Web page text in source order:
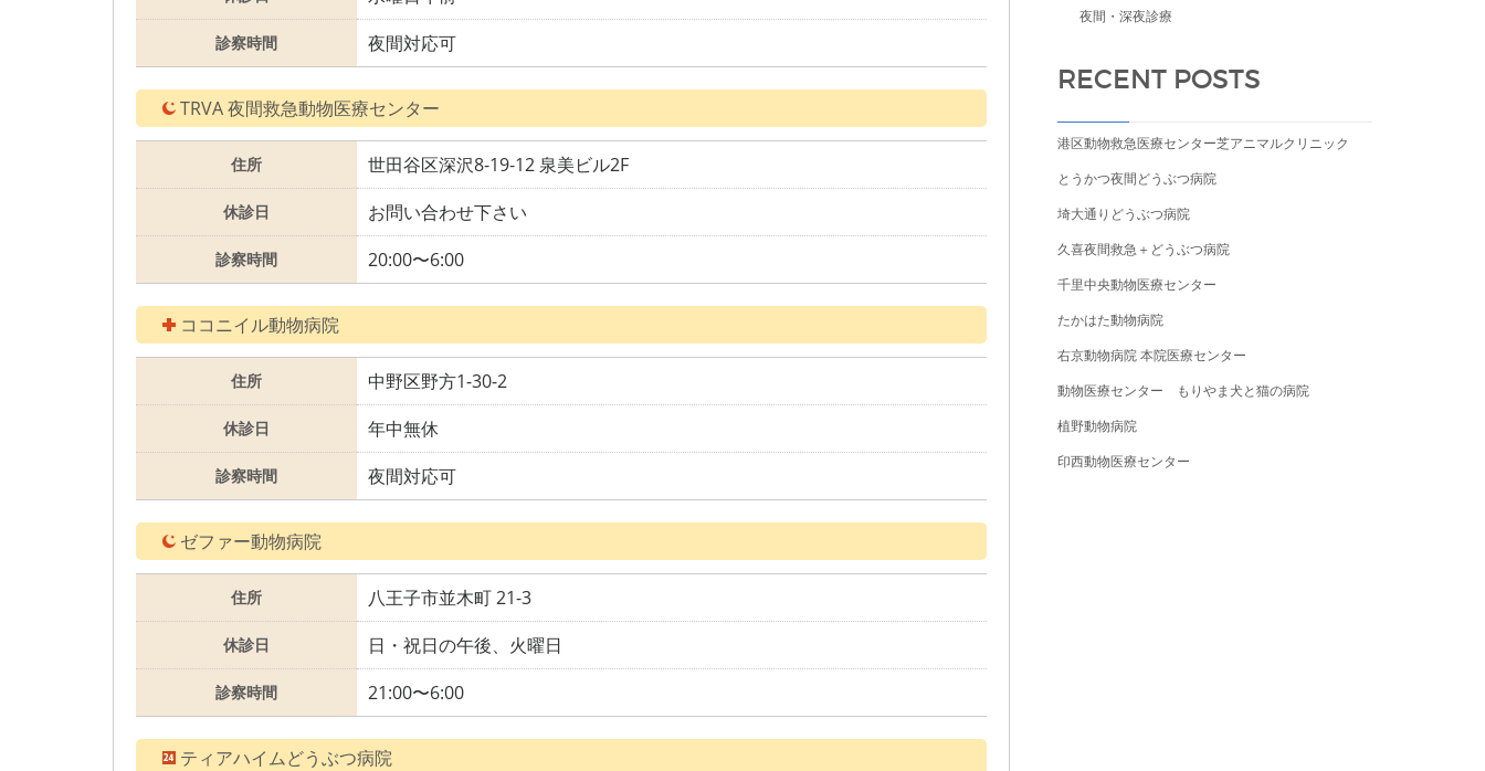
動物救急センター ER
京医療センター
ー）
日本動物医療センター
ALLONE八王子動物医
るりあ動物病院
JVCC動物病院グルー
プ 二次動物医療センタ
港区動物救急医療セン
ター芝アニマルクリニッ
診察時間 夜間対応可
TRVA 夜間救急動物医療センター
住所 世田谷区深沢8-19-12 泉美ビル2F
休診日 お問い合わせ下さい
診察時間 20:00〜6:00
ココニイル動物病院
住所 中野区野方1-30-2
休診日 年中無休
診察時間 夜間対応可
ゼファー動物病院
住所 八王子市並木町 21-3
休診日 日・祝日の午後、火曜日
診察時間 21:00〜6:00
ティアハイムどうぶつ病院
夜間・深夜診療
RECENT POSTS
港区動物救急医療センター芝アニマルクリニック
とうかつ夜間どうぶつ病院
埼大通りどうぶつ病院
久喜夜間救急＋どうぶつ病院
千里中央動物医療センター
たかはた動物病院
右京動物病院 本院医療センター
動物医療センター もりやま犬と猫の病院
植野動物病院
印西動物医療センター